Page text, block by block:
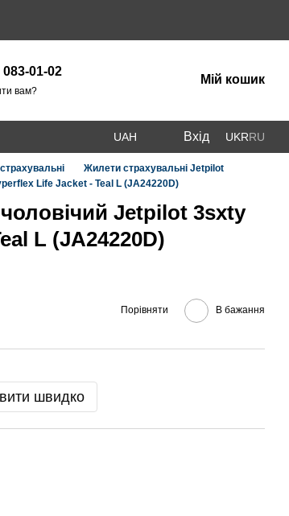
083-01-02
вам?
Мій кошик
UAH Вхід UKRRU
Жилети страхувальні Jetpilot
Life Jacket - Teal L (JA24220D)
Jetpilot 3sxty
L (JA24220D)
Порівняти В бажання
швидко